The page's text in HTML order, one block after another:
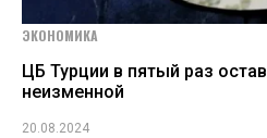
ЭКОНОМИКА
ЦБ Турции в пятый раз
неизменной
20.08.2024